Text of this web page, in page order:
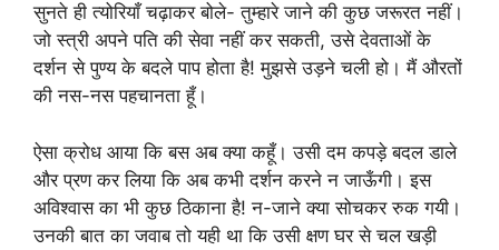
सुनते ही त्योरियाँ चढ़ाकर बोले- तुम्हारे जाने की कुछ जरूरत नहीं।
जो स्त्री अपने पति की सेवा नहीं कर सकती, उसे देवताओं के
दर्शन से पुण्य के बदले पाप होता है! मुझसे उड़ने चली हो। मैं औरतों
की नस-नस पहचानता हूँ।
ऐसा क्रोध आया कि बस अब क्या कहूँ। उसी दम कपड़े बदल डाले
और प्रण कर लिया कि अब कभी दर्शन करने न जाऊँगी। इस
अविश्वास का भी कुछ ठिकाना है! न-जाने क्या सोचकर रुक गयी।
उनकी बात का जवाब तो यही था कि उसी क्षण घर से चल खड़ी